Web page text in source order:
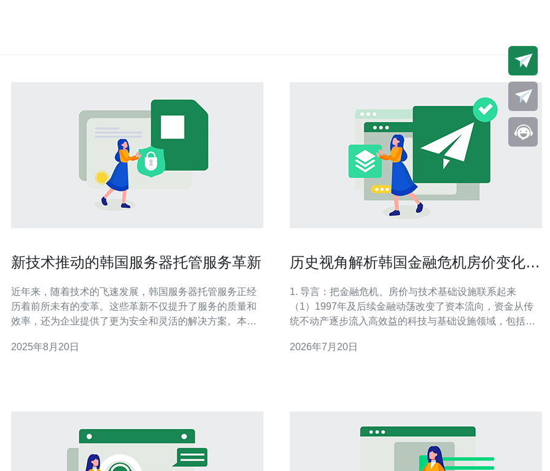
新技术推动的韩国服务器托管服务革新
近年来，随着技术的飞速发展，韩国服务器托管服务正经
历着前所未有的变革。这些革新不仅提升了服务的质量和
效率，还为企业提供了更为安全和灵活的解决方案。本文
响。 新技术如何促进韩国服务器托管的效率提升？ 在韩
2025年8月20日
历史视角解析韩国金融危机房价变化背
1. 导言：把金融危机、房价与技术基础设施联系起来
（1）1997年及后续金融动荡改变了资本流向，资金从传
统不动产逐步流入高效益的科技与基础设施领域，包括数
据中心选址呈现部分正相关，尤其是带电力与网络接入优
2026年7月20日